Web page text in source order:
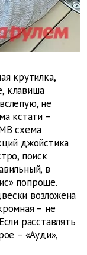
крутилка,
клавиша
не
кстати –
схема
джойстика
поиск
в
попроще.
возложена
– не
расставлять
– «Ауди»,